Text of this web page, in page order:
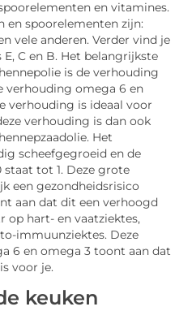
en vitamines.
en spoorelementen zijn:
vele anderen. Verder vind je
C en B. Het belangrijkste
is de verhouding
verhouding omega 6 en
verhouding is ideaal voor
verhouding is dan ook
Het
scheefgegroeid en de
tot 1. Deze grote
een gezondheidsrisico
aan dat dit een verhoogd
op hart- en vaatziektes,
immuunziektes. Deze
6 en omega 3 toont aan dat
voor je.
keuken